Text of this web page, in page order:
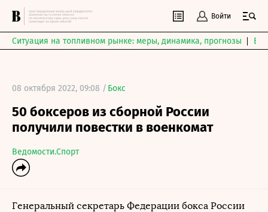
Войти
Ситуация на топливном рынке: меры, динамика, прогнозы
08 октября 2022, 09:08 / Бокс
50 боксеров из сборной России
получили повестки в военкомат
Ведомости.Спорт
Генеральный секретарь Федерации бокса России